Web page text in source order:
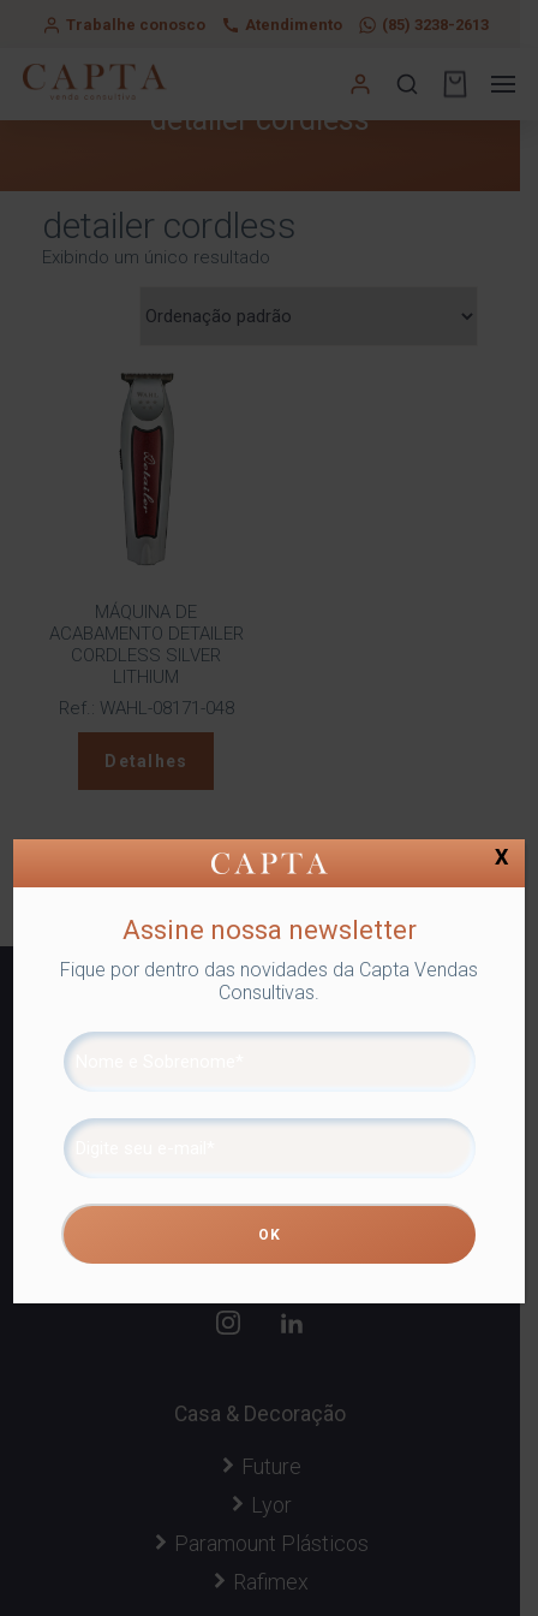
Trabalhe conosco Atendimento (85) 3238-2613
detailer cordless
detailer cordless
Exibindo um único resultado
MÁQUINA DE
ACABAMENTO DETAILER
CORDLESS SILVER
LITHIUM
Ref.: WAHL-08171-048
Detalhes
31.918.654/0001-22
Fortaleza, CE,
Casa & Decoração
Future
Lyor
Paramount Plásticos
Rafimex
Assine nossa newsletter
Fique por dentro das novidades da Capta Vendas
Consultivas.
X